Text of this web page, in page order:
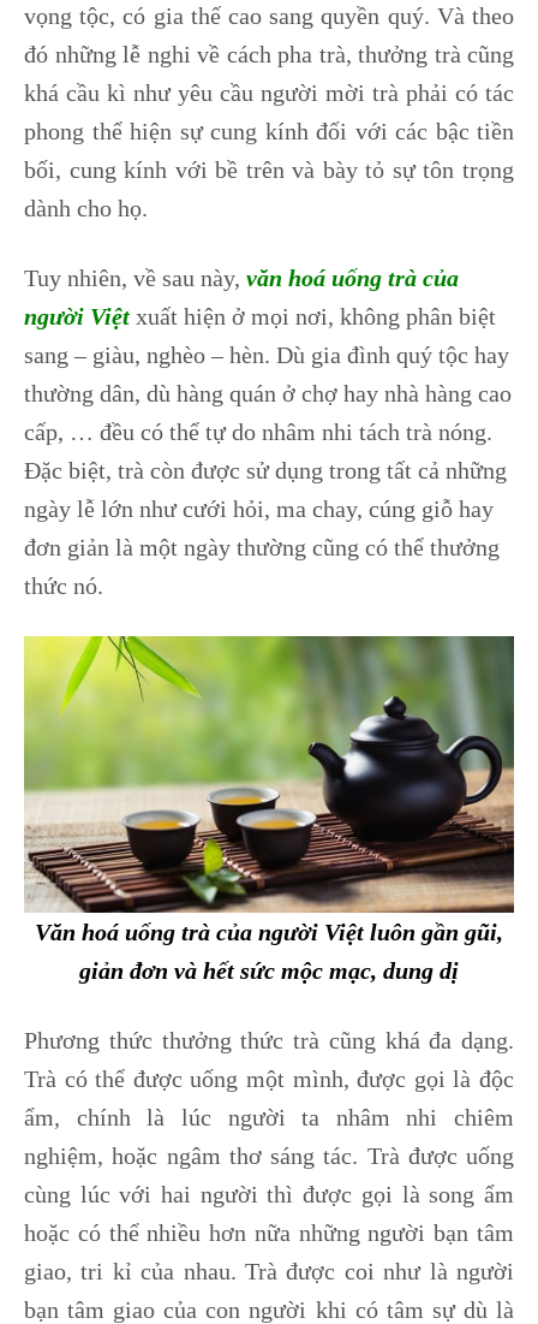
vọng tộc, có gia thế cao sang quyền quý. Và theo
đó những lễ nghi về cách pha trà, thưởng trà cũng
khá cầu kì như yêu cầu người mời trà phải có tác
phong thể hiện sự cung kính đối với các bậc tiền
bối, cung kính với bề trên và bày tỏ sự tôn trọng
dành cho họ.
Tuy nhiên, về sau này, văn hoá uống trà của
người Việt xuất hiện ở mọi nơi, không phân biệt
sang – giàu, nghèo – hèn. Dù gia đình quý tộc hay
thường dân, dù hàng quán ở chợ hay nhà hàng cao
cấp, … đều có thể tự do nhâm nhi tách trà nóng.
Đặc biệt, trà còn được sử dụng trong tất cả những
ngày lễ lớn như cưới hỏi, ma chay, cúng giỗ hay
đơn giản là một ngày thường cũng có thể thưởng
thức nó.
Văn hoá uống trà của người Việt luôn gần gũi,
giản đơn và hết sức mộc mạc, dung dị
Phương thức thưởng thức trà cũng khá đa dạng.
Trà có thể được uống một mình, được gọi là độc
ẩm, chính là lúc người ta nhâm nhi chiêm
nghiệm, hoặc ngâm thơ sáng tác. Trà được uống
cùng lúc với hai người thì được gọi là song ẩm
hoặc có thể nhiều hơn nữa những người bạn tâm
giao, tri kỉ của nhau. Trà được coi như là người
bạn tâm giao của con người khi có tâm sự dù là